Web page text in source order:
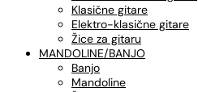
Klasične gitare
Elektro-klasične gitare
Žice za gitaru
MANDOLINE/BANJO
Banjo
Mandoline